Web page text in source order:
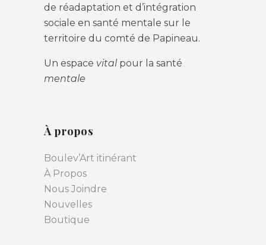
de réadaptation et d’intégration
sociale en santé mentale sur le
territoire du comté de Papineau.
Un espace vitalpour la santé
mentale
À propos
Boulev’Art itinérant
À Propos
Nous Joindre
Nouvelles
Boutique